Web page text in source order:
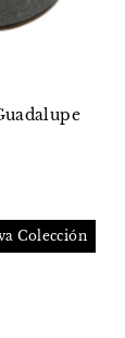
Colección